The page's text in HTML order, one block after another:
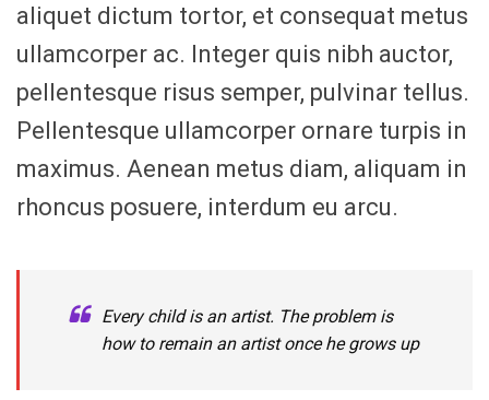
aliquet dictum tortor, et consequat metus
ullamcorper ac. Integer quis nibh auctor,
pellentesque risus semper, pulvinar tellus.
Pellentesque ullamcorper ornare turpis in
maximus. Aenean metus diam, aliquam in
rhoncus posuere, interdum eu arcu.
Every child is an artist. The problem is
how to remain an artist once he grows up